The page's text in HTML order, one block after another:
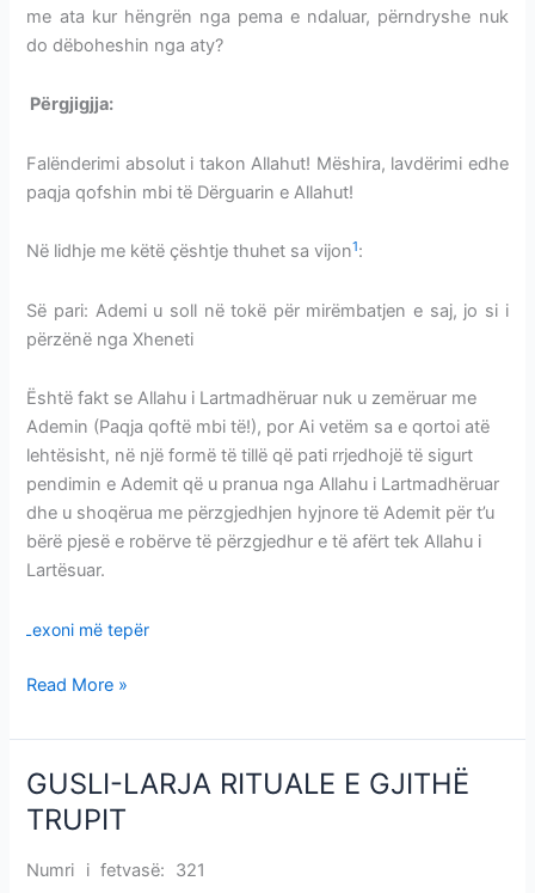
me ata kur hëngrën nga pema e ndaluar, përndryshe nuk
do dëboheshin nga aty?
Përgjigjja:
Falënderimi absolut i takon Allahut! Mëshira, lavdërimi edhe
paqja qofshin mbi të Dërguarin e Allahut!
Në lidhje me këtë çështje thuhet sa vijon1:
Së pari: Ademi u soll në tokë për mirëmbatjen e saj, jo si i
përzënë nga Xheneti
Është fakt se Allahu i Lartmadhëruar nuk u zemëruar me
Ademin (Paqja qoftë mbi të!), por Ai vetëm sa e qortoi atë
lehtësisht, në një formë të tillë që pati rrjedhojë të sigurt
pendimin e Ademit që u pranua nga Allahu i Lartmadhëruar
dhe u shoqërua me përzgjedhjen hyjnore të Ademit për t’u
bërë pjesë e robërve të përzgjedhur e të afërt tek Allahu i
Lartësuar.
Lexoni më tepër
Read More »
GUSLI-LARJA RITUALE E GJITHË
TRUPIT
Numri i fetvasë: 321
GUSLI-
LARJA
RITUALE
E